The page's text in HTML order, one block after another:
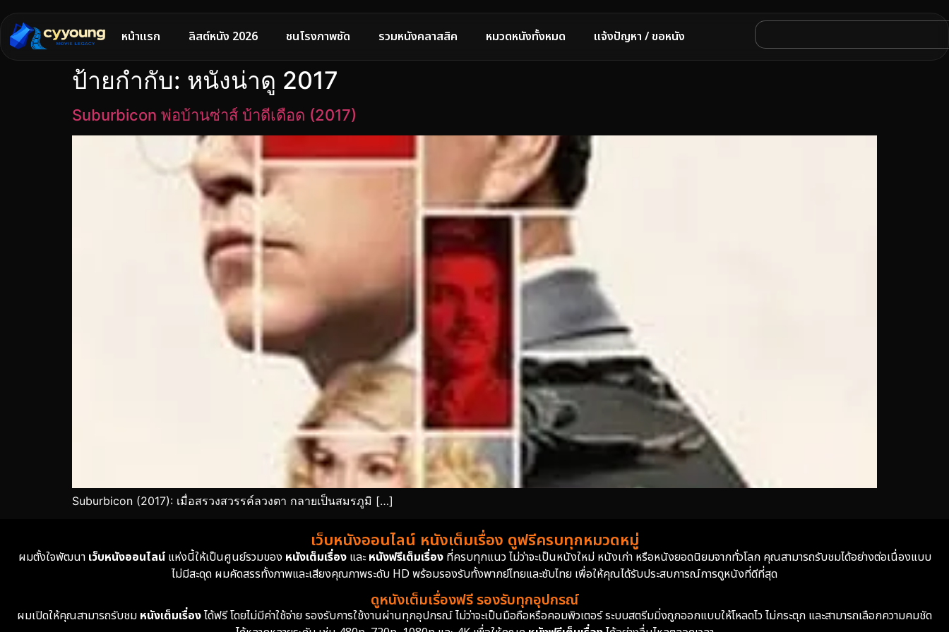
หน้าแรก ลิสต์หนัง 2026 ชนโรงภาพชัด รวมหนังคลาสสิค หมวดหนังทั้งหมด แจ้งปัญหา / ขอหนัง
ป้ายกำกับ: หนังน่าดู 2017
Suburbicon พ่อบ้านซ่าส์ บ้าดีเดือด (2017)
Suburbicon (2017): เมื่อสรวงสวรรค์ลวงตา กลายเป็นสมรภูมิ […]
เว็บหนังออนไลน์ หนังเต็มเรื่อง ดูฟรีครบทุกหมวดหมู่
ผมตั้งใจพัฒนา เว็บหนังออนไลน์แห่งนี้ให้เป็นศูนย์รวมของ หนังเต็มเรื่องและหนังฟรีเต็มเรื่องที่ครบทุกแนว ไม่ว่าจะเป็นหนังใหม่ หนังเก่า หรือหนังยอดนิยมจากทั่วโลก คุณสามารถรับชมได้อย่างต่อเนื่องแบบ
ไม่มีสะดุด ผมคัดสรรทั้งภาพและเสียงคุณภาพระดับ HD พร้อมรองรับทั้งพากย์ไทยและซับไทย เพื่อให้คุณได้รับประสบการณ์การดูหนังที่ดีที่สุด
ดูหนังเต็มเรื่องฟรี รองรับทุกอุปกรณ์
ผมเปิดให้คุณสามารถรับชม หนังเต็มเรื่องได้ฟรี โดยไม่มีค่าใช้จ่าย รองรับการใช้งานผ่านทุกอุปกรณ์ ไม่ว่าจะเป็นมือถือหรือคอมพิวเตอร์ ระบบสตรีมมิ่งถูกออกแบบให้โหลดไว ไม่กระตุก และสามารถเลือกความคมชัด